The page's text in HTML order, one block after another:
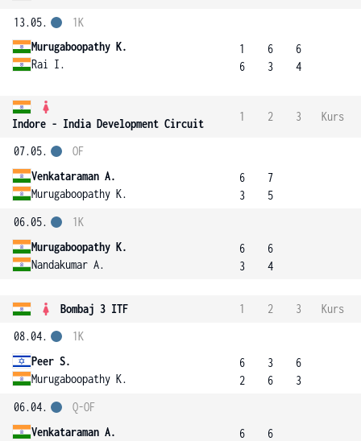
13.05.
Murugaboopathy K.
Rai I.
1K
1
6
6
3
6
4
Indore - India Development Circuit
1 2 3 Kurs
07.05.
Venkataraman A.
Murugaboopathy K.
OF
6
3
7
5
06.05.
Murugaboopathy K.
Nandakumar A.
1K
6
3
6
4
Bombaj 3 ITF 1 2 3
Kurs
08.04.
Peer S.
Murugaboopathy K.
1K
6
2
3
6
6
3
06.04.
Venkataraman A.
Q-OF
6
6